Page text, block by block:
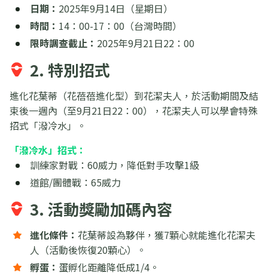
日期： 2025年9月14日（星期日）
時間： 14：00-17：00（台灣時間）
限時調查截止： 2025年9月21日22：00
2. 特別招式
進化花葉蒂（花蓓蓓進化型）到花潔夫人，於活動期間及結
束後一週內（至9月21日22：00），花潔夫人可以學會特殊
招式「潑冷水」。
「潑冷水」招式：
訓練家對戰：60威力，降低對手攻擊1級
道館/團體戰：65威力
3. 活動獎勵加碼內容
進化條件： 花葉蒂設為夥伴，獲7顆心就能進化花潔夫
人（活動後恢復20顆心）。
孵蛋： 蛋孵化距離降低成1/4。